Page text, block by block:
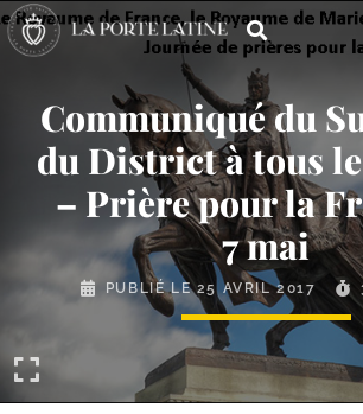
Communiqué du
du District à tous
– Prière pour la
7 mai
PUBLIÉ LE25 AVRIL 2017